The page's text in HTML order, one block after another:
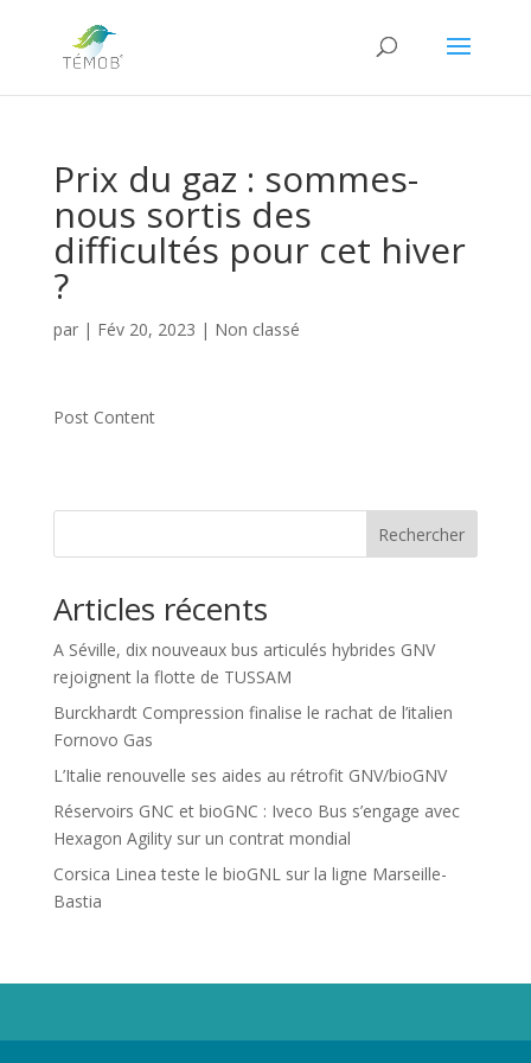
Prix du gaz : sommes-
nous sortis des
difficultés pour cet hiver
?
par | Fév 20, 2023 | Non classé
Post Content
Rechercher
Articles récents
A Séville, dix nouveaux bus articulés hybrides GNV
rejoignent la flotte de TUSSAM
Burckhardt Compression finalise le rachat de l’italien
Fornovo Gas
L’Italie renouvelle ses aides au rétrofit GNV/bioGNV
Réservoirs GNC et bioGNC : Iveco Bus s’engage avec
Hexagon Agility sur un contrat mondial
Corsica Linea teste le bioGNL sur la ligne Marseille-
Bastia
Propriété de Territoire d'Energie Lot-et-Garonne. Voir